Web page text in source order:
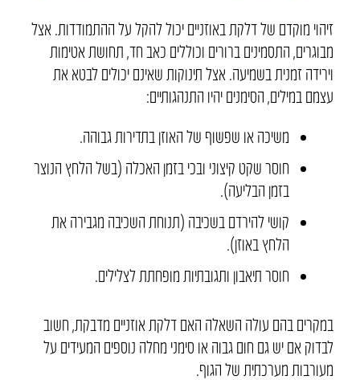
זיהוי מוקדם של דלקת באוזניים יכול להקל על ההתמודדות. אצל
מבוגרים, התסמינים ברורים וכוללים כאב חד, תחושת אטימות
וירידה זמנית בשמיעה. אצל תינוקות שאינם יכולים לבטא את
עצמם במילים, הסימנים יהיו התנהגותיים:
משיכה או שפשוף של האוזן בתדירות גבוהה.
חוסר שקט קיצוני ובכי בזמן האכלה (בשל הלחץ הנוצר
בזמן הבליעה).
קושי להירדם בשכיבה (תנוחת השכיבה מגבירה את
הלחץ באוזן).
חוסר תיאבון ותגובתיות מופחתת לצלילים.
במקרים בהם עולה השאלה האם דלקת אוזניים מדבקת, חשוב
לבדוק אם יש גם חום גבוה או סימני מחלה נוספים המעידים על
מעורבות מערכתית של הגוף.